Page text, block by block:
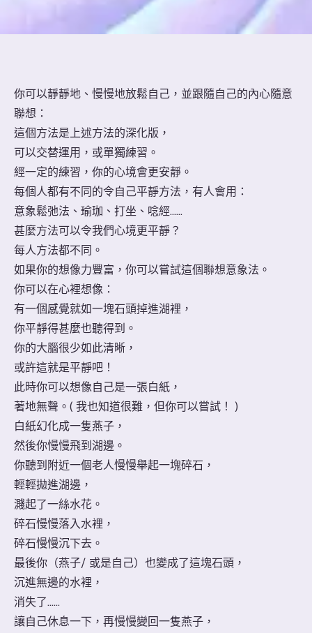
你可以靜靜地、慢慢地放鬆自己，並跟隨自己的內心隨意
聯想：
這個方法是上述方法的深化版，
可以交替運用，或單獨練習。
經一定的練習，你的心境會更安靜。
每個人都有不同的令自己平靜方法，有人會用：
意象鬆弛法、瑜珈、打坐、唸經……
甚麼方法可以令我們心境更平靜？
每人方法都不同。
如果你的想像力豐富，你可以嘗試這個聯想意象法。
你可以在心裡想像：
有一個感覺就如一塊石頭掉進湖裡，
你平靜得甚麼也聽得到。
你的大腦很少如此清晰，
或許這就是平靜吧！
此時你可以想像自己是一張白紙，
著地無聲。( 我也知道很難，但你可以嘗試！ )
白紙幻化成一隻燕子，
然後你慢慢飛到湖邊。
你聽到附近一個老人慢慢舉起一塊碎石，
輕輕拋進湖邊，
濺起了一絲水花。
碎石慢慢落入水裡，
碎石慢慢沉下去。
最後你（燕子/ 或是自己）也變成了這塊石頭，
沉進無邊的水裡，
消失了……
讓自己休息一下，再慢慢變回一隻燕子，